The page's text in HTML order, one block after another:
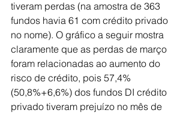
tiveram perdas (na amostra de 363
fundos havia 61 com crédito privado
no nome). O gráfico a seguir mostra
claramente que as perdas de março
foram relacionadas ao aumento do
risco de crédito, pois 57,4%
(50,8%+6,6%) dos fundos DI crédito
privado tiveram prejuízo no mês de